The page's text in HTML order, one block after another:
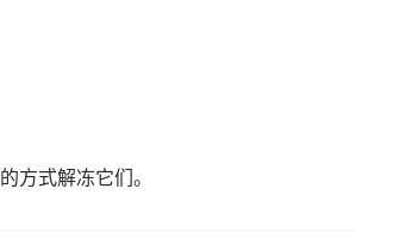
方式解冻它们。